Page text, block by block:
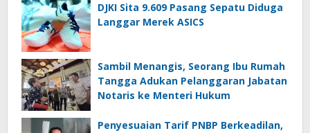
DJKI Sita 9.609 Pasang Sepatu Diduga
Langgar Merek ASICS
Sambil Menangis, Seorang Ibu Rumah
Tangga Adukan Pelanggaran Jabatan
Notaris ke Menteri Hukum
Penyesuaian Tarif PNBP Berkeadilan,